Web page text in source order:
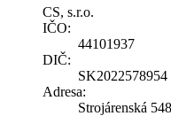
CS, s.r.o.
IČO:
44101937
DIČ:
SK2022578954
Adresa:
Strojárenská